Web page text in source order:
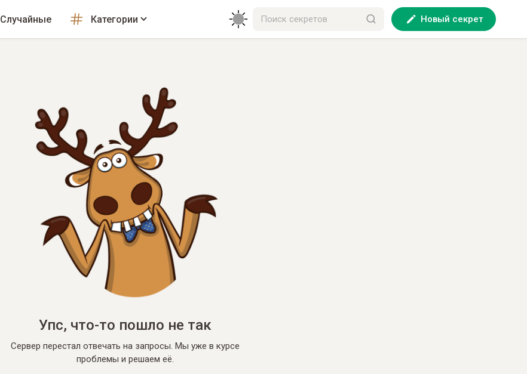
Случайные Категории Новый секрет
Упс, что-то пошло не так
Сервер перестал отвечать на запросы. Мы уже в курсе
проблемы и решаем её.